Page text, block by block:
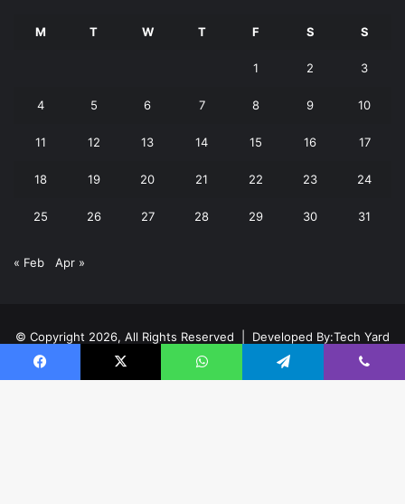
M T W T F S S
1 2 3
4 5 6 7 8 9 10
11 12 13 14 15 16 17
18 19 20 21 22 23 24
25 26 27 28 29 30 31
« Feb Apr »
© Copyright 2026, All Rights Reserved | Developed By:Tech Yard
Labs
Facebook X WhatsApp Telegram Viber